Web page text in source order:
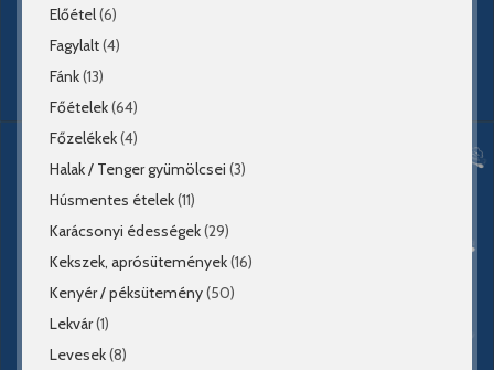
Előétel(6)
Fagylalt(4)
Fánk(13)
Főételek(64)
Főzelékek(4)
Halak / Tenger gyümölcsei (3)
Húsmentes ételek(11)
Karácsonyi édességek(29)
Kekszek, aprósütemények(16)
Kenyér / péksütemény(50)
Lekvár(1)
Levesek(8)